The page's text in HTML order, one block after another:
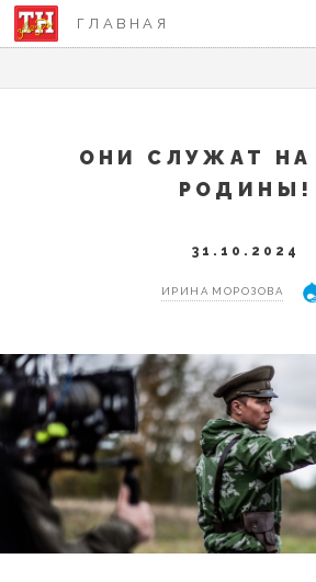
ГЛАВНАЯ
ОНИ СЛУЖАТ НА
РОДИНЫ!
31.10.2024
ИРИНА МОРОЗОВА